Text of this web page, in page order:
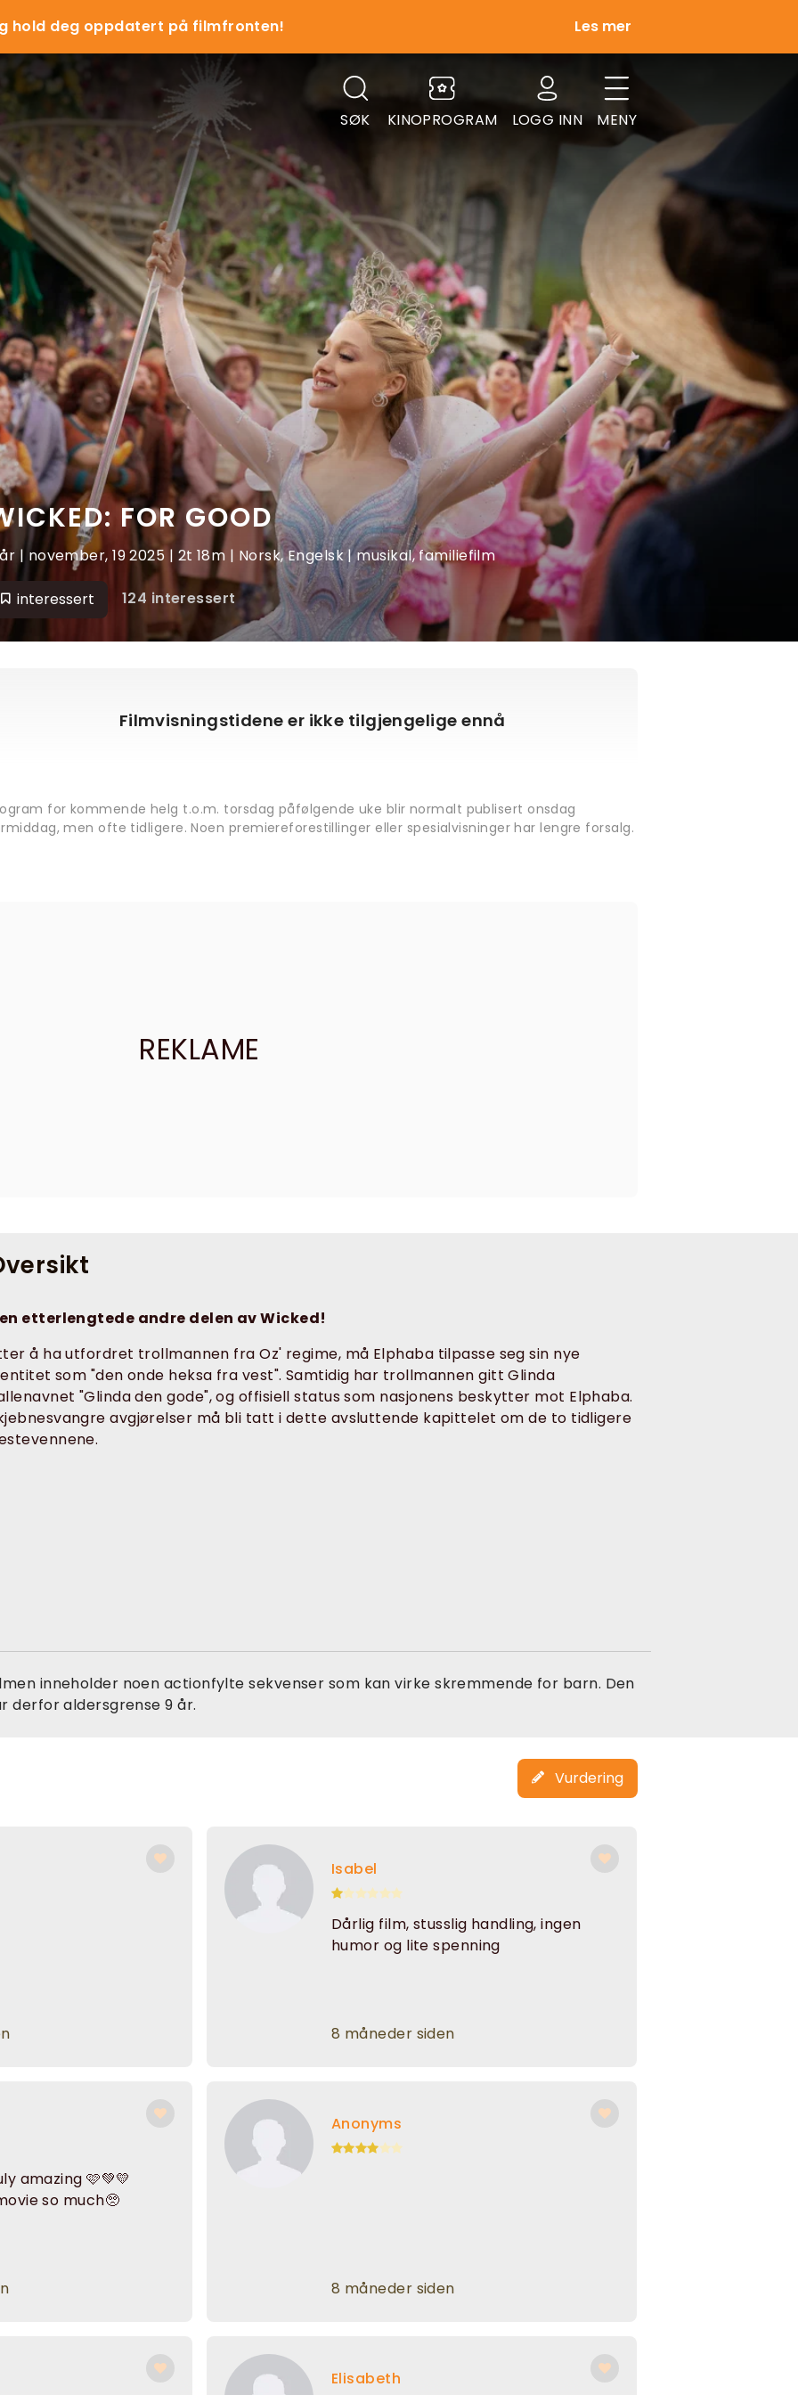
hold deg oppdatert på filmfronten! Les mer
SØK KINOPROGRAM LOGG INN MENY
FOR GOOD
| november, 19 2025 | 2t 18m | Norsk, Engelsk | musikal, familiefilm
interessert 124 interessert
Filmvisningstidene er ikke tilgjengelige ennå
for kommende helg t.o.m. torsdag påfølgende uke blir normalt publisert onsdag
men ofte tidligere. Noen premiereforestillinger eller spesialvisninger har lengre forsalg.
REKLAME
etterlengtede andre delen av Wicked!
å ha utfordret trollmannen fra Oz' regime, må Elphaba tilpasse seg sin nye
som "den onde heksa fra vest". Samtidig har trollmannen gitt Glinda
"Glinda den gode", og offisiell status som nasjonens beskytter mot Elphaba.
avgjørelser må bli tatt i dette avsluttende kapittelet om de to tidligere
inneholder noen actionfylte sekvenser som kan virke skremmende for barn. Den
derfor aldersgrense 9 år.
Vurdering
Isabel
Dårlig film, stusslig handling, ingen
humor og lite spenning
8 måneder siden
amazing 🩷💚💛
so much🥺
Anonyms
8 måneder siden
Elisabeth